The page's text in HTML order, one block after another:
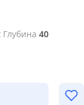
Глубина 40